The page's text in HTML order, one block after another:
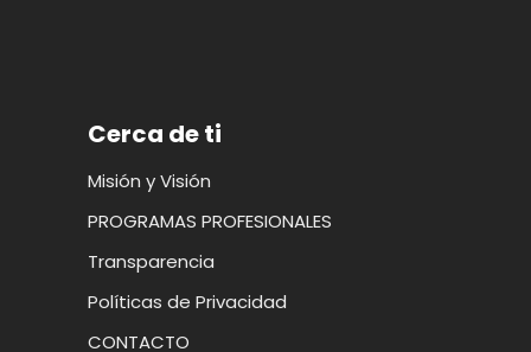
Cerca de ti
Misión y Visión
PROGRAMAS PROFESIONALES
Transparencia
Políticas de Privacidad
CONTACTO